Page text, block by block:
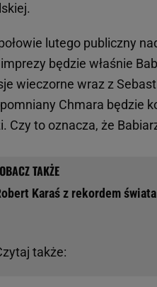
lutego publiczny
będzie właśnie
wieczorne wraz z
Chmara będzie
Czy to oznacza, że
także:
Karaś z rekordem